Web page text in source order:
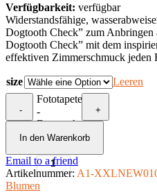
Verfügbarkeit: verfügbar
Widerstandsfähige,
Dogtooth Check” zum Anbringen
Dogtooth Check” mit dem
effektiven Zimmerschmuck jeden
size Leeren
-
Fototapete
-
Dogtooth
Check
+
In den Warenkorb
Email to a friend
Artikelnummer: A1-
Blumen